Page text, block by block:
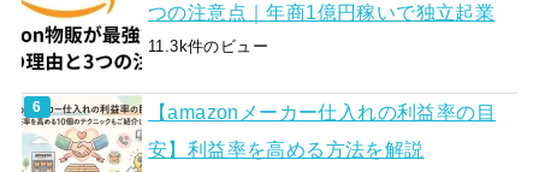
つの注意点｜年商1億円稼いで独立起業
11.3k件のビュー
【amazonメーカー仕入れの利益率の目
安】利益率を高める方法を解説